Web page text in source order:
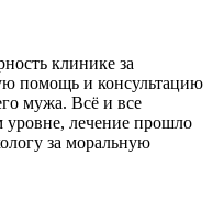
клинике за
помощь и консультацию
мужа. Всё и все
лечение прошло
за моральную